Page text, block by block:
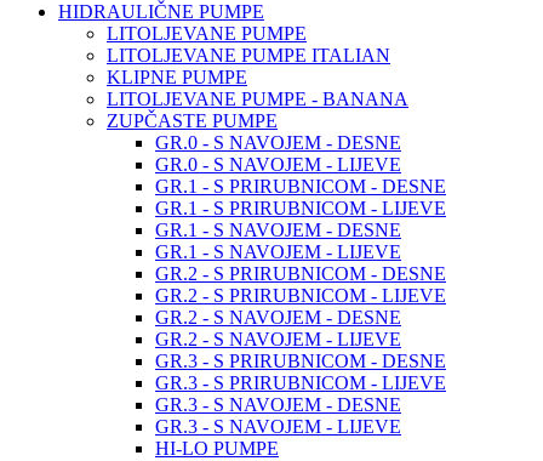
HIDRAULIČNE PUMPE
LITOLJEVANE PUMPE
LITOLJEVANE PUMPE ITALIAN
KLIPNE PUMPE
LITOLJEVANE PUMPE - BANANA
ZUPČASTE PUMPE
GR.0 - S NAVOJEM - DESNE
GR.0 - S NAVOJEM - LIJEVE
GR.1 - S PRIRUBNICOM - DESNE
GR.1 - S PRIRUBNICOM - LIJEVE
GR.1 - S NAVOJEM - DESNE
GR.1 - S NAVOJEM - LIJEVE
GR.2 - S PRIRUBNICOM - DESNE
GR.2 - S PRIRUBNICOM - LIJEVE
GR.2 - S NAVOJEM - DESNE
GR.2 - S NAVOJEM - LIJEVE
GR.3 - S PRIRUBNICOM - DESNE
GR.3 - S PRIRUBNICOM - LIJEVE
GR.3 - S NAVOJEM - DESNE
GR.3 - S NAVOJEM - LIJEVE
HI-LO PUMPE